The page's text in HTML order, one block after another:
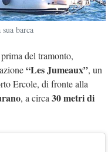
barca
del tramonto,
“Les Jumeaux”, un
Ercole, di fronte alla
, a circa 30 metri di